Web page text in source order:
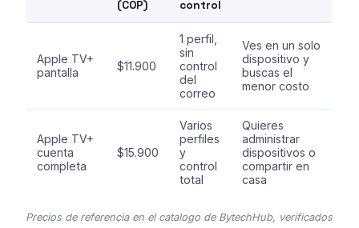
(COP)
control
Apple TV+
pantalla
$11.900
1 perfil,
sin
control
del
correo
Ves en un solo
dispositivo y
buscas el
menor costo
Apple TV+
cuenta
completa
$15.900
Varios
perfiles
y
control
total
Quieres
administrar
dispositivos o
compartir en
casa
Precios de referencia en el catalogo de BytechHub, verificados